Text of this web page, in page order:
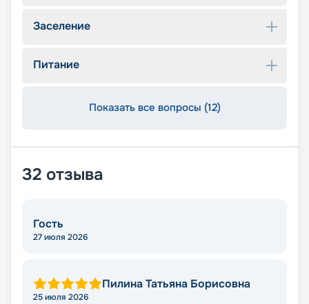
Заселение
Питание
Показать все вопросы (12)
32 отзыва
Гость
27 июля 2026
Пилина Татьяна Борисовна
25 июля 2026